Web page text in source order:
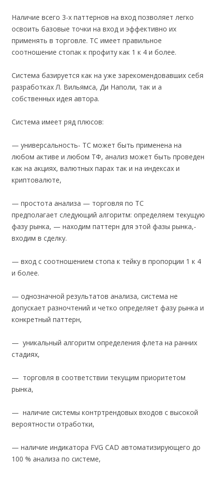
Наличие всего 3-х паттернов на вход позволяет легко
освоить базовые точки на вход и эффективно их
применять в торговле. ТС имеет правильное
соотношение стопак к профиту как 1 к 4 и более.
Система базируется как на уже зарекомендовавших себя
разработках Л. Вильямса, Ди Наполи, так и а
собственных идея автора.
Система имеет ряд плюсов:
— универсальность- ТС может быть применена на
любом активе и любом ТФ, анализ может быть проведен
как на акциях, валютных парах так и на индексах и
криптовалюте,
— простота анализа — торговля по ТС
предполагает следующий алгоритм: определяем текущую
фазу рынка, — находим паттерн для этой фазы рынка,-
входим в сделку.
— вход с соотношением стопа к тейку в пропорции 1 к 4
и более.
— однозначной результатов анализа, система не
допускает разночтений и четко определяет фазу рынка и
конкретный паттерн,
— уникальный алгоритм определения флета на ранних
стадиях,
— торговля в соответствии текущим приоритетом
рынка,
— наличие системы контртрендовых входов с высокой
вероятности отработки,
— наличие индикатора FVG CAD автоматизирующего до
100 % анализа по системе,